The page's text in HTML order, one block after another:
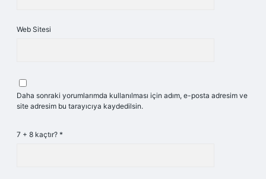
Web Sitesi
Daha sonraki yorumlarımda kullanılması için adım, e-posta adresim ve
site adresim bu tarayıcıya kaydedilsin.
7 + 8 kaçtır? *